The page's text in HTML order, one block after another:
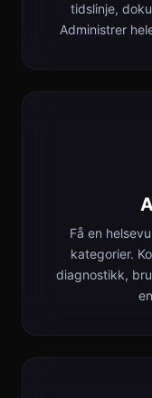
tidslinje,
Administrer
Få en
kategorier.
diagnostikk,